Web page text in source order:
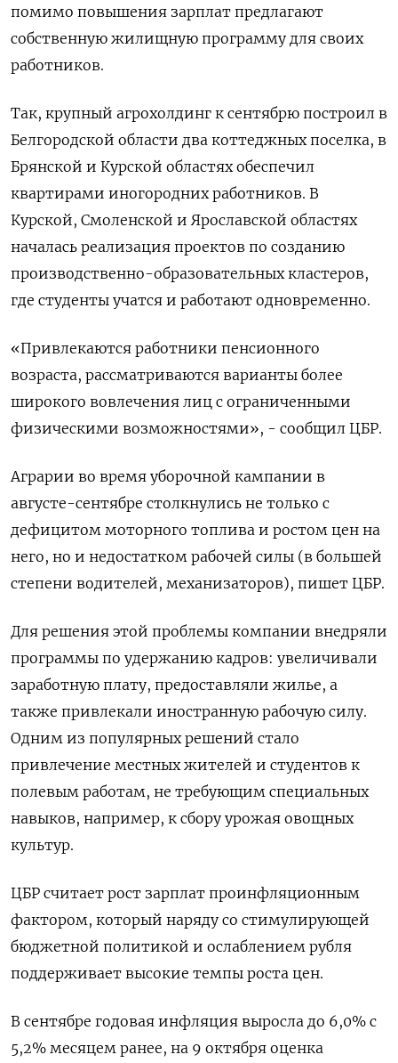
помимо повышения зарплат предлагают
собственную жилищную программу для своих
работников.
Так, крупный агрохолдинг к сентябрю построил в
Белгородской области два коттеджных поселка, в
Брянской и Курской областях обеспечил
квартирами иногородних работников. В
Курской, Смоленской и Ярославской областях
началась реализация проектов по созданию
производственно-образовательных кластеров,
где студенты учатся и работают одновременно.
«Привлекаются работники пенсионного
возраста, рассматриваются варианты более
широкого вовлечения лиц с ограниченными
физическими возможностями», - сообщил ЦБР.
Аграрии во время уборочной кампании в
августе-сентябре столкнулись не только с
дефицитом моторного топлива и ростом цен на
него, но и недостатком рабочей силы (в большей
степени водителей, механизаторов), пишет ЦБР.
Для решения этой проблемы компании внедряли
программы по удержанию кадров: увеличивали
заработную плату, предоставляли жилье, а
также привлекали иностранную рабочую силу.
Одним из популярных решений стало
привлечение местных жителей и студентов к
полевым работам, не требующим специальных
навыков, например, к сбору урожая овощных
культур.
ЦБР считает рост зарплат проинфляционным
фактором, который наряду со стимулирующей
бюджетной политикой и ослаблением рубля
поддерживает высокие темпы роста цен.
В сентябре годовая инфляция выросла до 6,0% с
5,2% месяцем ранее, на 9 октября оценка